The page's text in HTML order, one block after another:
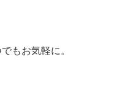
もお気軽に。